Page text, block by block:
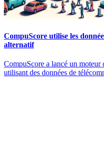
CompuScore utilise les
alternatif
CompuScore a lancé un
utilisant des données de